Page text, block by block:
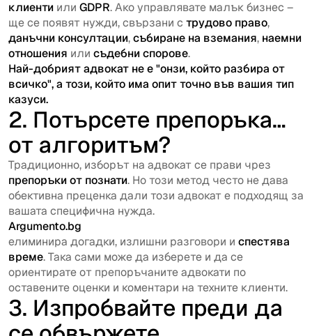
клиенти или GDPR. Ако управлявате малък бизнес –
ще се появят нужди, свързани с трудово право,
данъчни консултации,събиране на вземания, наемни
отношения или съдебни спорове.
Най-добрият адвокат не е "онзи, който разбира от
всичко", а този, който има опит точно във вашия тип
казуси.
2. Потърсете препоръка…
от алгоритъм?
Традиционно, изборът на адвокат се прави чрез
препоръки от познати. Но този метод често не дава
обективна преценка дали този адвокат е подходящ за
вашата специфична нужда.
Argumento.bg
елиминира догадки, излишни разговори и спестява
време. Така сами може да изберете и да се
ориентирате от препоръчаните адвокати по
оставените оценки и коментари на техните клиенти.
3. Изпробвайте преди да